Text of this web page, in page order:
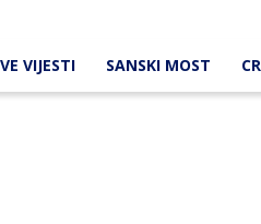
VIJESTI SANSKI MOST